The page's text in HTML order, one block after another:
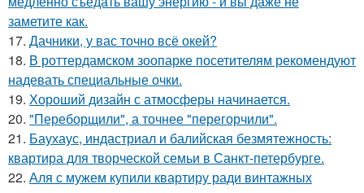
заметите как.
17. Дачники, у вас точно всё окей?
18. В роттердамском зоопарке посетителям рекомендуют
надевать специальные очки.
19. Хороший дизайн с атмосферы начинается.
20. "Переборщили", а точнее "перегорчили".
21. Баухаус, индастриал и балийская безмятежность:
квартира для творческой семьи в Санкт-петербурге.
22. Аля с мужем купили квартиру ради винтажных